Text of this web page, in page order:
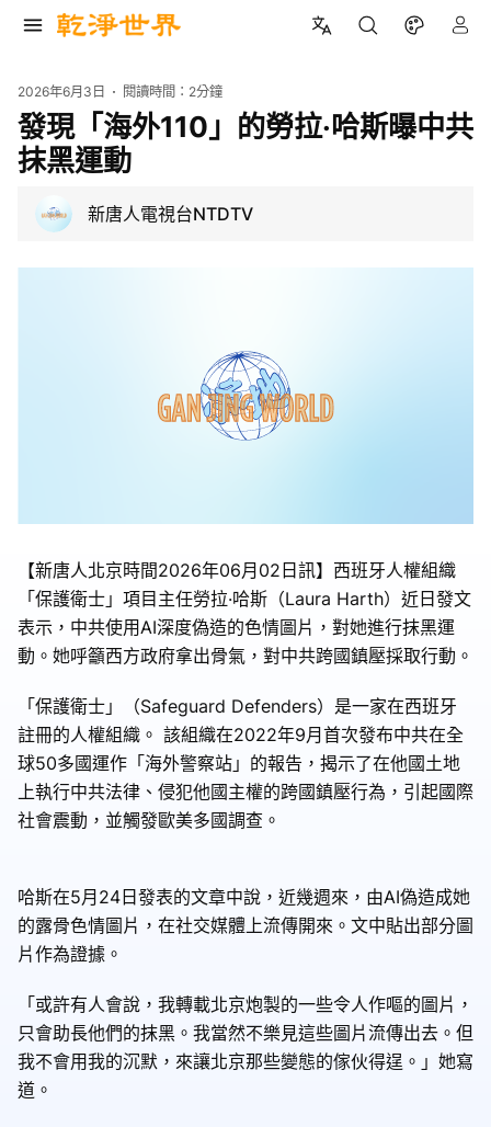
2026年6月3日 閱讀時間： 2分鐘
發現「海外110」的勞拉·哈斯曝中共
抹黑運動
新唐人電視台NTDTV
【新唐人北京時間2026年06月02日訊】西班牙人權組織
「保護衛士」項目主任勞拉·哈斯（Laura Harth）近日發文
表示，中共使用AI深度偽造的色情圖片，對她進行抹黑運
動。她呼籲西方政府拿出骨氣，對中共跨國鎮壓採取行動。
「保護衛士」（Safeguard Defenders）是一家在西班牙
註冊的人權組織。 該組織在2022年9月首次發布中共在全
球50多國運作「海外警察站」的報告，揭示了在他國土地
上執行中共法律、侵犯他國主權的跨國鎮壓行為，引起國際
社會震動，並觸發歐美多國調查。
哈斯在5月24日發表的文章中說，近幾週來，由AI偽造成她
的露骨色情圖片，在社交媒體上流傳開來。文中貼出部分圖
片作為證據。
「或許有人會說，我轉載北京炮製的一些令人作嘔的圖片，
只會助長他們的抹黑。我當然不樂見這些圖片流傳出去。但
我不會用我的沉默，來讓北京那些變態的傢伙得逞。」她寫
道。